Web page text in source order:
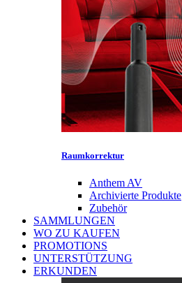
Raumkorrektur
Anthem AV
Archivierte Produkte
Zubehör
SAMMLUNGEN
WO ZU KAUFEN
PROMOTIONS
UNTERSTÜTZUNG
ERKUNDEN